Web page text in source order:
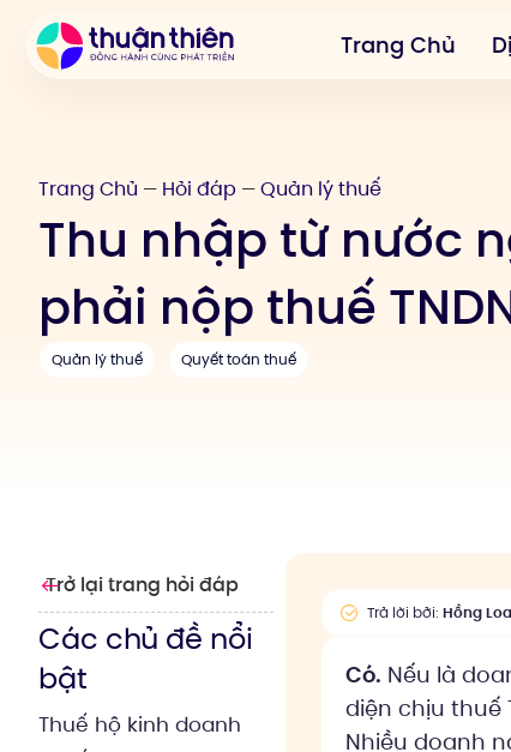
Trang Chủ
Trang Chủ — Hỏi đáp — Quản lý thuế
Thu nhập từ nước
phải nộp thuế
Quản lý thuế Quyết toán thuế
Trở lại trang hỏi đáp
Các chủ đề nổi
bật
Thuế hộ kinh doanh
Trả lời bởi:Hồng
Có. Nếu là
diện chịu thuế
Nhiều doanh